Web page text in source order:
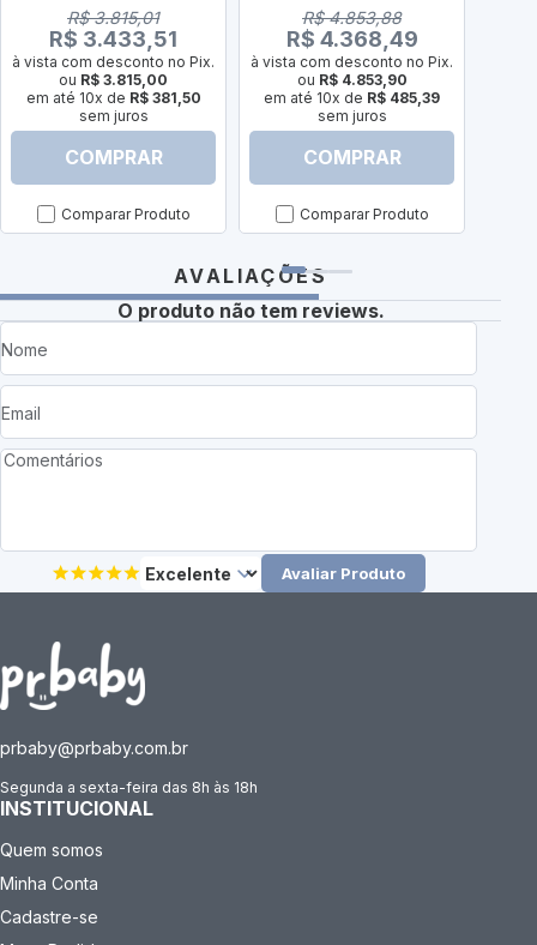
R$ 3.815,01
R$ 3.433,51
à vista com desconto no Pix.
ou R$ 3.815,00
em até 10x de R$ 381,50
sem juros
COMPRAR
Comparar Produto
R$ 4.853,88
R$ 4.368,49
à vista com desconto no Pix.
ou R$ 4.853,90
em até 10x de R$ 485,39
sem juros
COMPRAR
Comparar Produto
AVALIAÇÕES
O produto não tem reviews.
Avaliar Produto
prbaby@prbaby.com.br
Segunda a sexta-feira das 8h às 18h
INSTITUCIONAL
Quem somos
Minha Conta
Cadastre-se